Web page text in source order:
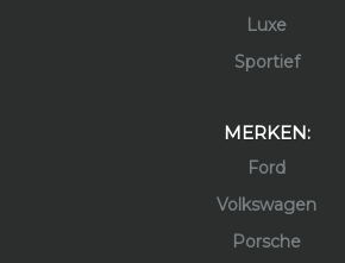
Luxe
Sportief
MERKEN:
Ford
Volkswagen
Porsche